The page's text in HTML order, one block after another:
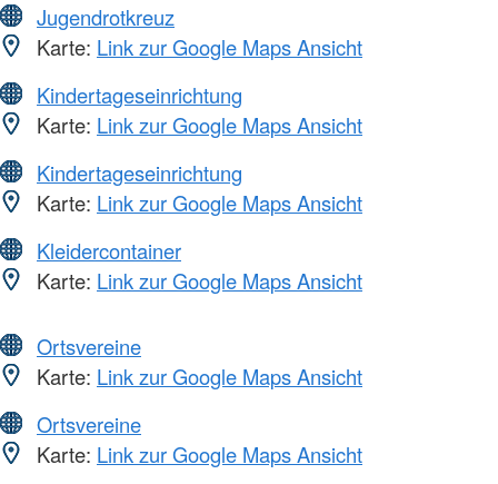
Jugendrotkreuz
Karte: Link zur Google Maps Ansicht
Kindertageseinrichtung
Karte: Link zur Google Maps Ansicht
Kindertageseinrichtung
Karte: Link zur Google Maps Ansicht
Kleidercontainer
Karte: Link zur Google Maps Ansicht
Ortsvereine
Karte: Link zur Google Maps Ansicht
Ortsvereine
Karte: Link zur Google Maps Ansicht